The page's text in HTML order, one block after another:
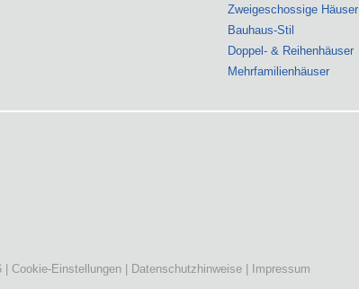
Zweigeschossige Häuser
Bauhaus-Stil
Doppel- & Reihenhäuser
Mehrfamilienhäuser
| Cookie-Einstellungen Datenschutzhinweise Impressum